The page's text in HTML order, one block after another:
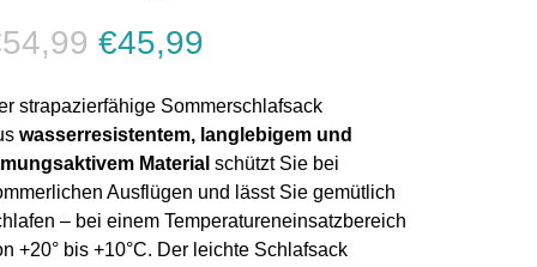
€45,99
strapazierfähige Sommerschlafsack
wasserresistentem, langlebigem und
Material schützt Sie bei
Ausflügen und lässt Sie gemütlich
– bei einem Temperatureneinsatzbereich
+20° bis +10°C. Der leichte Schlafsack